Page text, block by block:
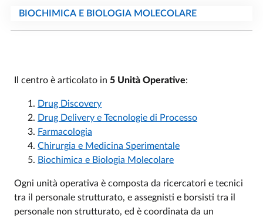
BIOCHIMICA E BIOLOGIA MOLECOLARE
Il centro è articolato in 5 Unità Operative:
Drug Discovery
Drug Delivery e Tecnologie di Processo
Farmacologia
Chirurgia e Medicina Sperimentale
Biochimica e Biologia Molecolare
Ogni unità operativa è composta da ricercatori e tecnici
tra il personale strutturato, e assegnisti e borsisti tra il
personale non strutturato, ed è coordinata da un